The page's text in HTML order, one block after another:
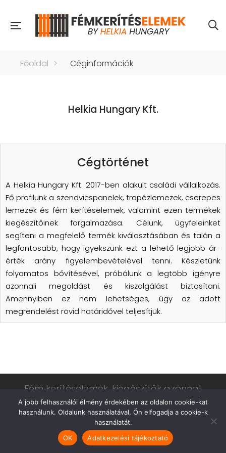
Főoldal > Céginformációk
Helkia Hungary Kft.
Cégtörténet
A Helkia Hungary Kft. 2017-ben alakult családi vállalkozás.
Fő profilunk a szendvicspanelek, trapézlemezek, cserepes
lemezek és fém kerítéselemek, valamint ezen termékek
kiegészítőinek forgalmazása. Célunk, ügyfeleinket
segíteni a megfelelő termék kiválasztásában és talán a
legfontosabb, hogy igyekszünk ezt a lehető legjobb ár-
érték arány figyelembevételével tenni. Készletünk
folyamatos bővítésével, próbálunk a legtöbb igényre
azonnali megoldást és kiszolgálást biztosítani.
Amennyiben ez nem lehetséges, úgy az adott
megrendelést rövid határidővel teljesítjük.
Fém kerítéselemek, kiegészítők azonnal,
raktárról.
Copyright © 2024 HELKIA Kft. – Minden jog fenntartva. Készítette &
üzemelteti a CsabaInformatika.NET
A jobb felhasználói élmény érdekében az oldalon cookie-kat
használunk. Oldalunk használatával, Ön elfogadja a cookie-k
használatát.
OK
Adatkezelési tájékoztató